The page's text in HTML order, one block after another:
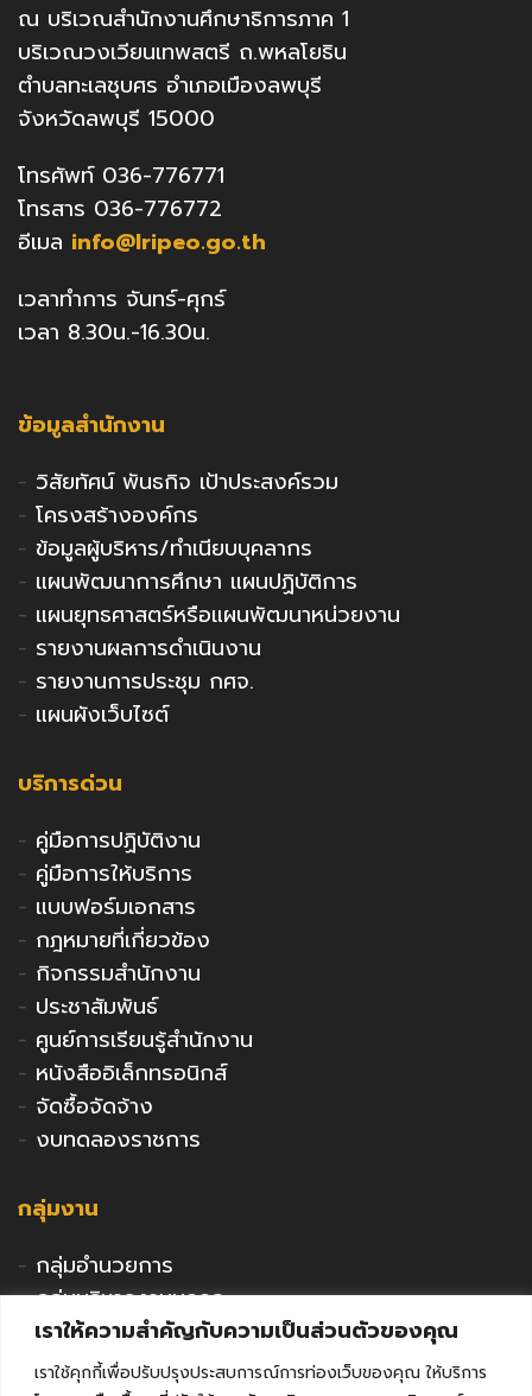
เราให้ความสำคัญกับความเป็นส่วนตัวของคุณ
เราใช้คุกกี้เพื่อปรับปรุงประสบการณ์การท่องเว็บของคุณ ให้บริการ
ณ บริเวณสำนักงานศึกษาธิการภาค 1
บริเวณวงเวียนเทพสตรี ถ.พหลโยธิน
ตำบลทะเลชุบศร อำเภอเมืองลพบุรี
จังหวัดลพบุรี 15000
โทรศัพท์ 036-776771
โทรสาร 036-776772
อีเมล info@lripeo.go.th
เวลาทำการ จันทร์-ศุกร์
เวลา 8.30น.-16.30น.
ข้อมูลสำนักงาน
- วิสัยทัศน์ พันธกิจ เป้าประสงค์รวม
- โครงสร้างองค์กร
- ข้อมูลผู้บริหาร/ทำเนียบบุคลากร
- แผนพัฒนาการศึกษา แผนปฏิบัติการ
- แผนยุทธศาสตร์หรือแผนพัฒนาหน่วยงาน
- รายงานผลการดำเนินงาน
- รายงานการประชุม กศจ.
- แผนผังเว็บไซต์
บริการด่วน
- คู่มือการปฏิบัติงาน
- คู่มือการให้บริการ
- แบบฟอร์มเอกสาร
- กฎหมายที่เกี่ยวข้อง
- กิจกรรมสำนักงาน
- ประชาสัมพันธ์
- ศูนย์การเรียนรู้สำนักงาน
- หนังสืออิเล็กทรอนิกส์
- จัดซื้อจัดจ้าง
- งบทดลองราชการ
กลุ่มงาน
- กลุ่มอำนวยการ
-กลุ่มบริหารงานบุคคล
กลุ่มนโยบายและแผน
-กลุ่มนิเทศติดตามและประเมินผล